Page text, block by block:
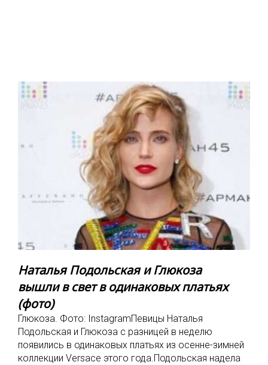
Наталья Подольская и Глюкоза
вышли в свет в одинаковых платьях
(фото)
Глюкоза. Фото: InstagramПевицы Наталья
Подольская и Глюкоза с разницей в неделю
появились в одинаковых платьях из осенне-зимней
коллекции Versace этого года.Подольская надела